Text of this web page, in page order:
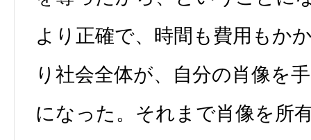
より正確で、時間も費用もか
り社会全体が、自分の肖像を
になった。それまで肖像を所